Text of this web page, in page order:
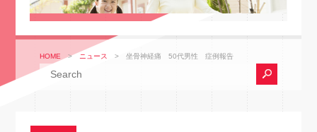
HOME > ニュース >坐骨神経痛 50代男性 症例報告